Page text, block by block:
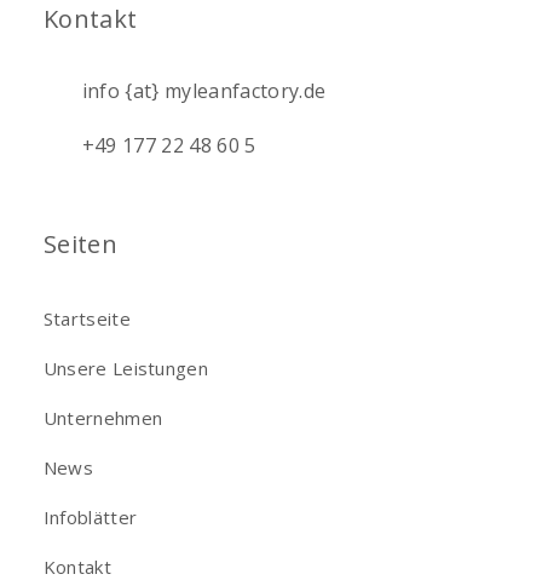
Kontakt
info {at} myleanfactory.de
+49 177 22 48 60 5
Seiten
Startseite
Unsere Leistungen
Unternehmen
News
Infoblätter
Kontakt